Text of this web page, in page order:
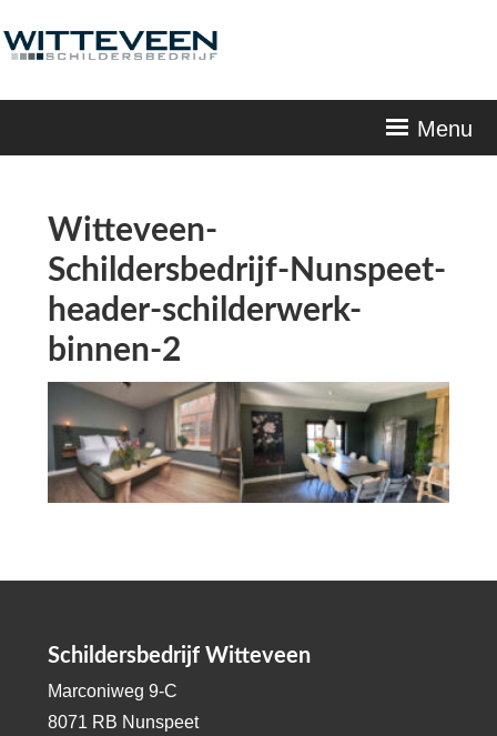
Menu
Witteveen-
Schildersbedrijf-Nunspeet-
header-schilderwerk-
binnen-2
Schildersbedrijf Witteveen
Marconiweg 9-C
8071 RB Nunspeet